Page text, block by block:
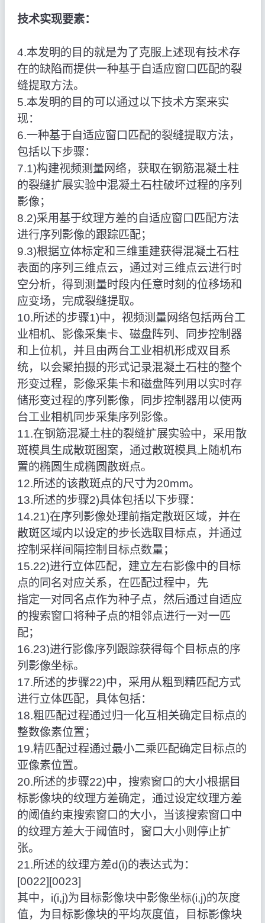
技术实现要素：
4.本发明的目的就是为了克服上述现有技术存
在的缺陷而提供一种基于自适应窗口匹配的裂
缝提取方法。
5.本发明的目的可以通过以下技术方案来实
现：
6.一种基于自适应窗口匹配的裂缝提取方法，
包括以下步骤：
7.1)构建视频测量网络，获取在钢筋混凝土柱
的裂缝扩展实验中混凝土石柱破坏过程的序列
影像；
8.2)采用基于纹理方差的自适应窗口匹配方法
进行序列影像的跟踪匹配；
9.3)根据立体标定和三维重建获得混凝土石柱
表面的序列三维点云，通过对三维点云进行时
空分析，得到测量时段内任意时刻的位移场和
应变场，完成裂缝提取。
10.所述的步骤1)中，视频测量网络包括两台工
业相机、影像采集卡、磁盘阵列、同步控制器
和上位机，并且由两台工业相机形成双目系
统，以会聚拍摄的形式记录混凝土石柱的整个
形变过程，影像采集卡和磁盘阵列用以实时存
储形变过程的序列影像，同步控制器用以使两
台工业相机同步采集序列影像。
11.在钢筋混凝土柱的裂缝扩展实验中，采用散
斑模具生成散斑图案，通过散斑模具上随机布
置的椭圆生成椭圆散斑点。
12.所述的该散斑点的尺寸为20mm。
13.所述的步骤2)具体包括以下步骤：
14.21)在序列影像处理前指定散斑区域，并在
散斑区域内以设定的步长选取目标点，并通过
控制采样间隔控制目标点数量；
15.22)进行立体匹配，建立左右影像中的目标
点的同名对应关系，在匹配过程中，先
指定一对同名点作为种子点，然后通过自适应
的搜索窗口将种子点的相邻点进行一对一匹
配；
16.23)进行影像序列跟踪获得每个目标点的序
列影像坐标。
17.所述的步骤22)中，采用从粗到精匹配方式
进行立体匹配，具体包括：
18.粗匹配过程通过归一化互相关确定目标点的
整数像素位置；
19.精匹配过程通过最小二乘匹配确定目标点的
亚像素位置。
20.所述的步骤22)中，搜索窗口的大小根据目
标影像块的纹理方差确定，通过设定纹理方差
的阈值约束搜索窗口的大小，当该搜索窗口中
的纹理方差大于阈值时，窗口大小则停止扩
张。
21.所述的纹理方差d(i)的表达式为：
[0022][0023]
其中，i(i,j)为目标影像块中影像坐标(i,j)的灰度
值，为目标影像块的平均灰度值，目标影像块